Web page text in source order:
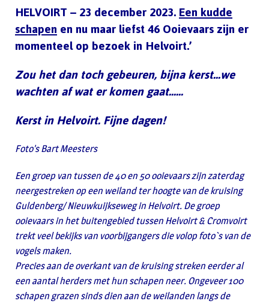
HELVOIRT – 23 december 2023.Een kudde
schapenen nu maar liefst 46 Ooievaars zijn er
momenteel op bezoek in Helvoirt.’
Zou het dan toch gebeuren, bijna kerst…we
wachten af wat er komen gaat……
Kerst in Helvoirt. Fijne dagen!
Foto’s Bart Meesters
Een groep van tussen de 40 en 50 ooievaars zijn zaterdag
neergestreken op een weiland ter hoogte van de kruising
Guldenberg/ Nieuwkuijkseweg in Helvoirt. De groep
ooievaars in het buitengebied tussen Helvoirt & Cromvoirt
trekt veel bekijks van voorbijgangers die volop foto`s van de
vogels maken.
Precies aan de overkant van de kruising streken eerder al
een aantal herders met hun schapen neer. Ongeveer 100
schapen grazen sinds dien aan de weilanden langs de